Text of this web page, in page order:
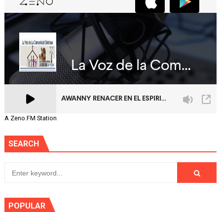
A Zeno.FM Station
SEARCH
POPULAR